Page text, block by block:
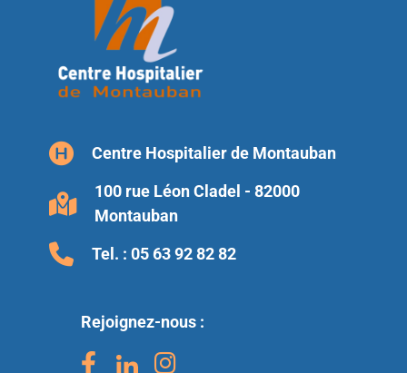
Centre Hospitalier de Montauban
100 rue Léon Cladel - 82000
Montauban
Tel. : 05 63 92 82 82
Rejoignez-nous :